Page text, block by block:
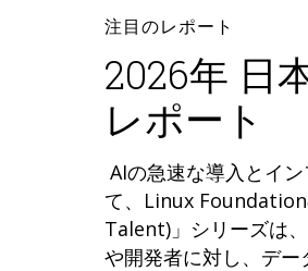
注目のレポート
2026年 日
レポート
AIの急速な導入とイ
て、Linux
Talent)」シリーズは
や開発者に対し、デ